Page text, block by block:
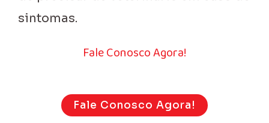
sintomas.
Fale Conosco Agora!
Fale Conosco Agora!